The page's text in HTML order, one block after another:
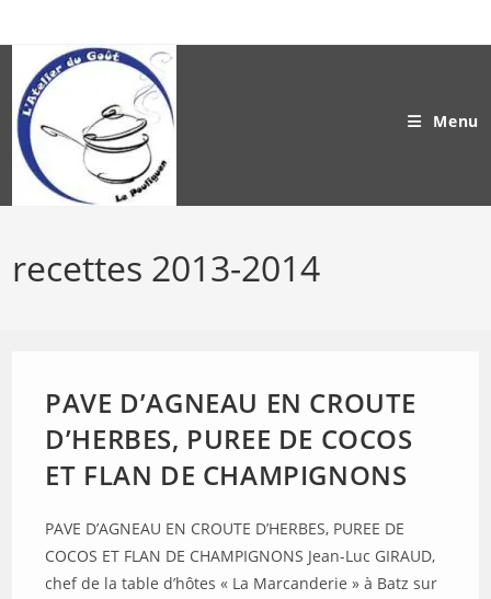
to
content
Menu
recettes 2013-2014
PAVE D’AGNEAU EN CROUTE
D’HERBES, PUREE DE COCOS
ET FLAN DE CHAMPIGNONS
PAVE D’AGNEAU EN CROUTE D’HERBES, PUREE DE
COCOS ET FLAN DE CHAMPIGNONS Jean-Luc GIRAUD,
chef de la table d’hôtes « La Marcanderie » à Batz sur